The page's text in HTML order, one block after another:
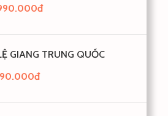
GIANG TRUNG QUỐC